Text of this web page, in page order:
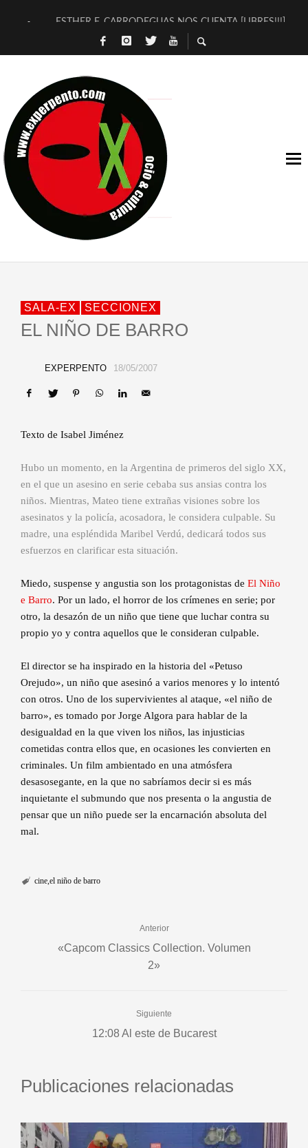
ESTHER F. CARRODEGUAS NOS CUENTA [LIBRES!!!]
[TERRA DE GUAPES] DE SANDRA MONFORT
TIMBRE 4, LA ESCUELA DEL DIRECTOR TEATRAL CLAUDIO
30 AÑOS (NO ES NADA) DE LA KATARSIS DEL TOMATAZO
MILITARES JUDÍAS EN #EXVITA
D’BALDOMEROS REINVENTAN [BITÁCORA 3.0] EN EXVITA
MARSHALL FLASH PRESENTA EN EXVITA [RELATIVA
JOFRE BARDAGÍ EN EXVITA INTERPRETANDO A SERRAT
SALA-EX SECCIONEX
EL NIÑO DE BARRO
EXPERPENTO 18/05/2007
Texto de Isabel Jiménez
Hubo un momento, en la Argentina de primeros del siglo XX,
en el que un asesino en serie cebaba sus ansias contra los
niños. Mientras, Mateo tiene extrañas visiones sobre los
asesinatos y la policía, acosadora, le considera culpable. Su
madre, una espléndida Maribel Verdú, dedicará todos sus
esfuerzos en clarificar esta situación.
Miedo, suspense y angustia son los protagonistas de El Niño
e Barro. Por un lado, el horror de los crímenes en serie; por
otro, la desazón de un niño que tiene que luchar contra su
propio yo y contra aquellos que le consideran culpable.
El director se ha inspirado en la historia del «Petuso
Orejudo», un niño que asesinó a varios menores y lo intentó
con otros. Uno de los supervivientes al ataque, «el niño de
barro», es tomado por Jorge Algora para hablar de la
desigualdad en la que viven los niños, las injusticias
cometidas contra ellos que, en ocasiones les convierten en
criminales. Un film ambientado en una atmósfera
desasosegante, en la que no sabríamos decir si es más
inquietante el submundo que nos presenta o la angustia de
pensar que un niño puede ser la encarnación absoluta del
mal.
cine el niño de barro
Anterior
«Capcom Classics Collection. Volumen
2»
Siguiente
12:08 Al este de Bucarest
Publicaciones relacionadas